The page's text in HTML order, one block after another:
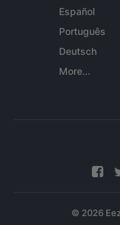
Español
Português
Deutsch
More...
© 2026